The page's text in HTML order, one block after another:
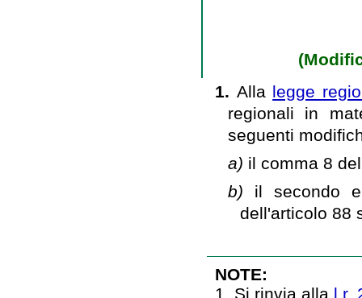
1. Alla legge
regionali in
seguenti
a) il comma 8
b) il secondo
dell'articolo 88
NOTE:
1. Si rinvia alla l.r.